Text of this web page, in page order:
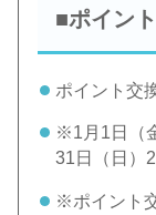
■ポイン
ポイント交
※1月1日（
31日（日）
※ポイント